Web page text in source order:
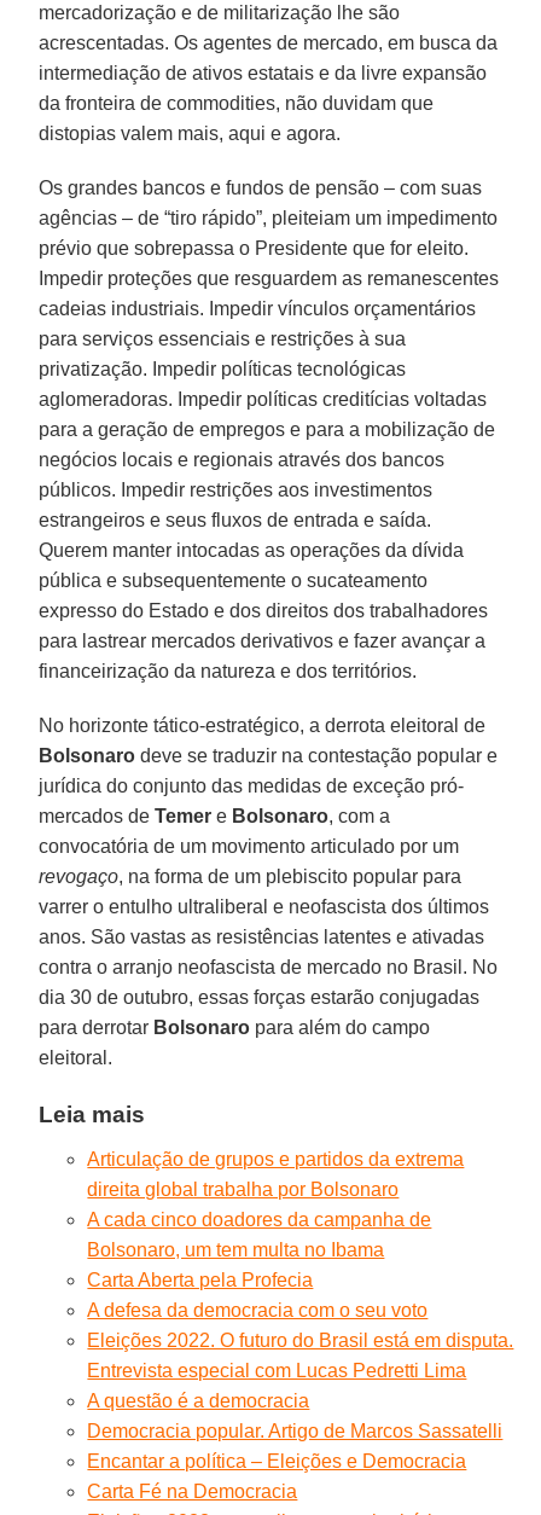
mercadorização e de militarização lhe são
acrescentadas. Os agentes de mercado, em busca da
intermediação de ativos estatais e da livre expansão
da fronteira de commodities, não duvidam que
distopias valem mais, aqui e agora.
Os grandes bancos e fundos de pensão – com suas
agências – de “tiro rápido”, pleiteiam um impedimento
prévio que sobrepassa o Presidente que for eleito.
Impedir proteções que resguardem as remanescentes
cadeias industriais. Impedir vínculos orçamentários
para serviços essenciais e restrições à sua
privatização. Impedir políticas tecnológicas
aglomeradoras. Impedir políticas creditícias voltadas
para a geração de empregos e para a mobilização de
negócios locais e regionais através dos bancos
públicos. Impedir restrições aos investimentos
estrangeiros e seus fluxos de entrada e saída.
Querem manter intocadas as operações da dívida
pública e subsequentemente o sucateamento
expresso do Estado e dos direitos dos trabalhadores
para lastrear mercados derivativos e fazer avançar a
financeirização da natureza e dos territórios.
No horizonte tático-estratégico, a derrota eleitoral de
Bolsonaro deve se traduzir na contestação popular e
jurídica do conjunto das medidas de exceção pró-
mercados deTemer e Bolsonaro, com a
convocatória de um movimento articulado por um
revogaço, na forma de um plebiscito popular para
varrer o entulho ultraliberal e neofascista dos últimos
anos. São vastas as resistências latentes e ativadas
contra o arranjo neofascista de mercado no Brasil. No
dia 30 de outubro, essas forças estarão conjugadas
para derrotar Bolsonaro para além do campo
eleitoral.
Leia mais
Articulação de grupos e partidos da extrema
direita global trabalha por Bolsonaro
A cada cinco doadores da campanha de
Bolsonaro, um tem multa no Ibama
Carta Aberta pela Profecia
A defesa da democracia com o seu voto
Eleições 2022. O futuro do Brasil está em disputa.
Entrevista especial com Lucas Pedretti Lima
A questão é a democracia
Democracia popular. Artigo de Marcos Sassatelli
Encantar a política – Eleições e Democracia
Carta Fé na Democracia